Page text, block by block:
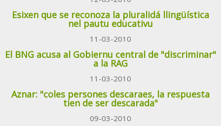
Esixen que se reconoza la pluralidá llingüística
nel pautu educativu
11-03-2010
El BNG acusa al Gobiernu central de "discriminar"
a la RAG
11-03-2010
Aznar: "coles persones descaraes, la respuesta
tien de ser descarada"
09-03-2010